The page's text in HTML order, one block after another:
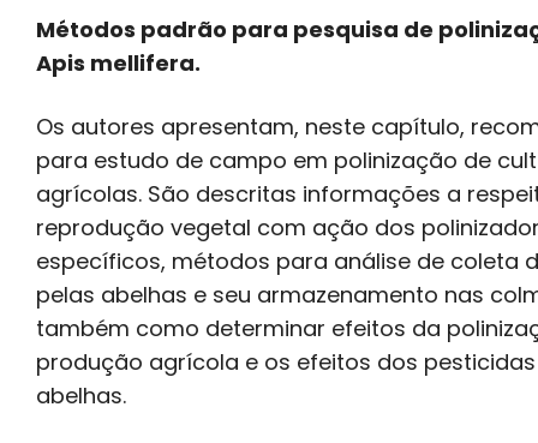
Métodos padrão para pesquisa de
Apis mellifera.
Os autores apresentam, neste capítulo,
para estudo de campo em polinização de
agrícolas. São descritas informações a
reprodução vegetal com ação dos
específicos, métodos para análise de coleta
pelas abelhas e seu armazenamento nas
também como determinar efeitos da
produção agrícola e os efeitos dos
abelhas.